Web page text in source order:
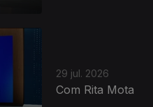
29 jul. 2026
Com Rita Mota